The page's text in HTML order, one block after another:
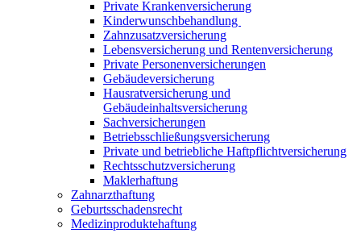
Private Krankenversicherung
Kinderwunschbehandlung
Zahnzusatzversicherung
Lebensversicherung und Rentenversicherung
Private Personenversicherungen
Gebäudeversicherung
Hausratversicherung und
Gebäudeinhaltsversicherung
Sachversicherungen
Betriebsschließungsversicherung
Private und betriebliche Haftpflichtversicherung
Rechtsschutzversicherung
Maklerhaftung
Zahnarzthaftung
Geburtsschadensrecht
Medizinproduktehaftung